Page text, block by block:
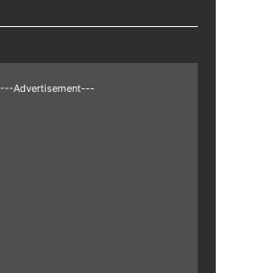
---Advertisement---